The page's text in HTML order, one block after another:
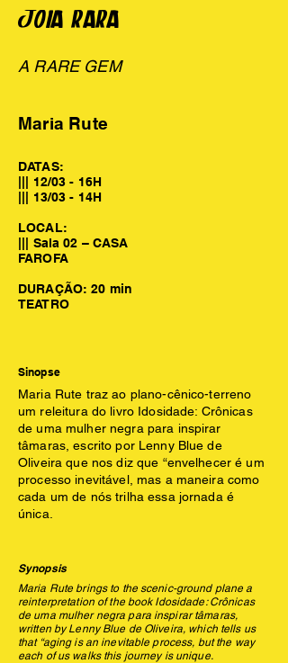
JOIA RARA
A RARE GEM
Maria Rute
DATAS:
||| 12/03 - 16H
||| 13/03 - 14H
LOCAL:
||| Sala 02 – CASA
FAROFA
DURAÇÃO: 20 min
TEATRO
Sinopse
Maria Rute traz ao plano-cênico-terreno
um releitura do livro Idosidade: Crônicas
de uma mulher negra para inspirar
tâmaras, escrito por Lenny Blue de
Oliveira que nos diz que “envelhecer é um
processo inevitável, mas a maneira como
cada um de nós trilha essa jornada é
única.
Synopsis
Maria Rute brings to the scenic-ground plane a
reinterpretation of the book Idosidade: Crônicas
de uma mulher negra para inspirar tâmaras,
written by Lenny Blue de Oliveira, which tells us
that “aging is an inevitable process, but the way
each of us walks this journey is unique.